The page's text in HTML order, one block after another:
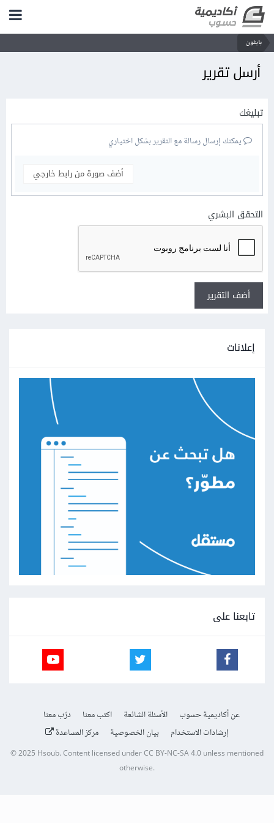
بايثون
أرسل تقرير
تبليغك
يمكنك إرسال رسالة مع التقرير بشكل اختياري
أضف صورة من رابط خارجي
التحقق البشري
أضف التقرير
إعلانات
تابعنا على
عن أكاديمية حسوب الأسئلة الشائعة اكتب معنا
درّب معنا
إرشادات الاستخدام
بيان الخصوصية مركز المساعدة
© 2025 Hsoub.Content licensed underCC BY-NC-SA 4.0unless mentioned
otherwise.